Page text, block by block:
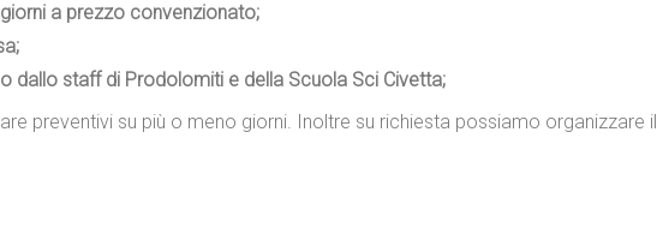
a prezzo convenzionato;
dallo staff di Prodolomiti e della Scuola Sci Civetta;
preventivi su più o meno giorni. Inoltre su richiesta possiamo organizzare il